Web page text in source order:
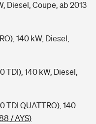
Diesel, Coupe, ab 2013
140 kW, Diesel,
TDI), 140 kW, Diesel,
TDI QUATTRO), 140
/ AYS)